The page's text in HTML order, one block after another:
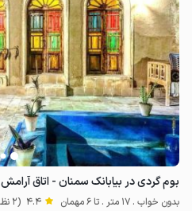
بوم گردی در بیابانک سمنان - اتاق آرامش
بدون خواب . 17 متر . تا 6 مهمان 4.4 (2 نظر)